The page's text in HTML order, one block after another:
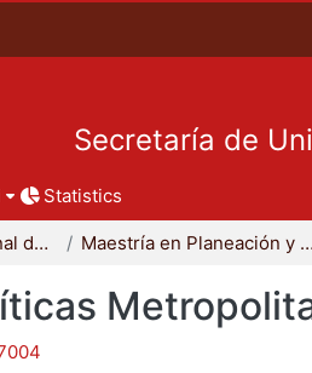
Secretaría de
Statistics
Coordinación Divisional de Posgrado Maestría en Planeación y Políticas Metropolitanas